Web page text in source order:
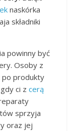
naskórka
składniki
powinny być
Osoby z
po produkty
gdy ci zcerą
sprzyja
oraz jej